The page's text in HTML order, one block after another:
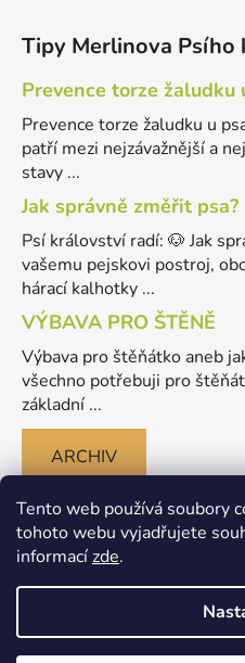
Tento web používá soubory
tohoto webu vyjadřujete
informacízde.
Tipy Merlinova
Prevence torze žaludku
Prevence torze žaludku u
patří mezi nejzávažnější a
stavy ...
Jak správně změřit psa?
Psí království radí: 🐶 Jak
vašemu pejskovi postroj,
hárací kalhotky ...
VÝBAVA PRO ŠTĚNĚ
Výbava pro štěňátko aneb
všechno potřebuji pro
základní ...
ARCHIV